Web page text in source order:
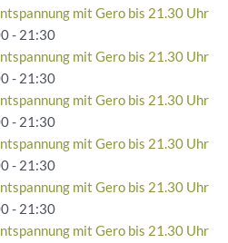
mit Gero bis 21.30 Uhr
- 21:30
mit Gero bis 21.30 Uhr
- 21:30
mit Gero bis 21.30 Uhr
- 21:30
mit Gero bis 21.30 Uhr
- 21:30
mit Gero bis 21.30 Uhr
- 21:30
mit Gero bis 21.30 Uhr